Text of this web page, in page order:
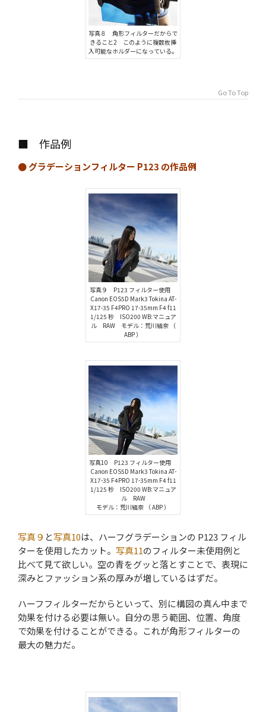
写真８ 角形フィルターだからで
きること2 このように複数枚挿
入可能なホルダーになっている。
Go To Top
■ 作品例
● グラデーションフィルター P123 の作品例
写真９ P123 フィルター使用
Canon EOS5D Mark3 Tokina AT-
X17-35 F4PRO 17-35mm F4 f11
1/125 秒 ISO200 WB:マニュア
ル RAW モデル：荒川結奈 （
ABP ）
写真10 P123 フィルター使用
Canon EOS5D Mark3 Tokina AT-
X17-35 F4PRO 17-35mm F4 f11
1/125 秒 ISO200 WB:マニュア
ル RAW
モデル：荒川結奈 （ ABP ）
写真９ と写真10は、ハーフグラデーションの P123 フィル
ターを使用したカット。 写真11のフィルター未使用例と
比べて見て欲しい。空の青をグッと落とすことで、表現に
深みとファッション系の厚みが増しているはずだ。
ハーフフィルターだからといって、別に構図の真ん中まで
効果を付ける必要は無い。自分の思う範囲、位置、角度
で効果を付けることができる。これが角形フィルターの
最大の魅力だ。